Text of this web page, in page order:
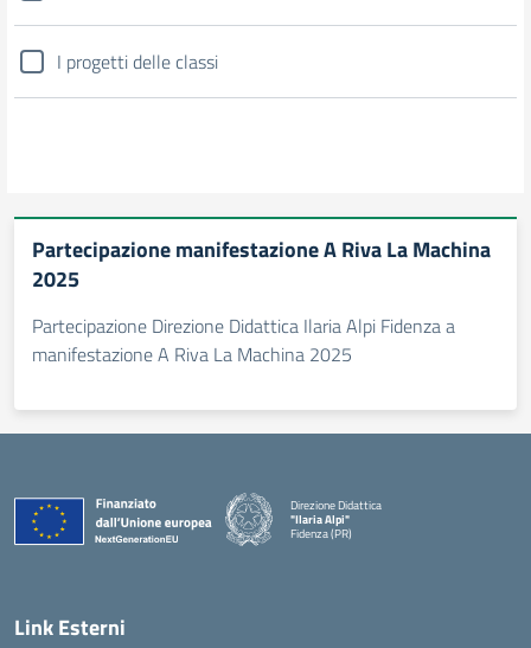
I progetti delle classi
Partecipazione manifestazione A Riva La Machina
2025
Partecipazione Direzione Didattica Ilaria Alpi Fidenza a
manifestazione A Riva La Machina 2025
Direzione Didattica
"Ilaria Alpi"
Fidenza (PR)
Link Esterni